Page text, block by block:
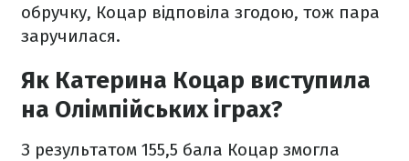
обручку, Коцар відповіла згодою, тож пара
заручилася.
Як Катерина Коцар виступила
на Олімпійських іграх?
З результатом 155,5 бала Коцар змогла